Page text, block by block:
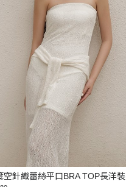
空針織蕾絲平口BRA TOP長洋裝